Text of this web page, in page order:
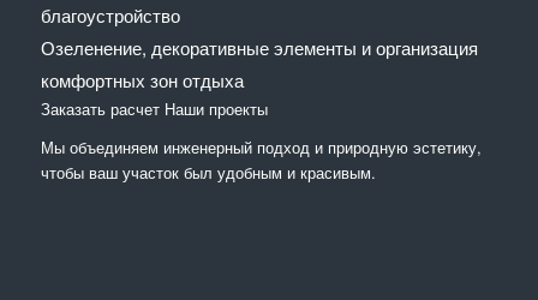
благоустройство
Озеленение, декоративные элементы и организация
комфортных зон отдыха
Заказать расчет Наши проекты
Мы объединяем инженерный подход и природную эстетику,
чтобы ваш участок был удобным и красивым.